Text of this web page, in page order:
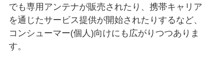
でも専用アンテナが販売されたり、携帯キャリア
を通じたサービス提供が開始されたりするなど、
コンシューマー(個人)向けにも広がりつつありま
す。